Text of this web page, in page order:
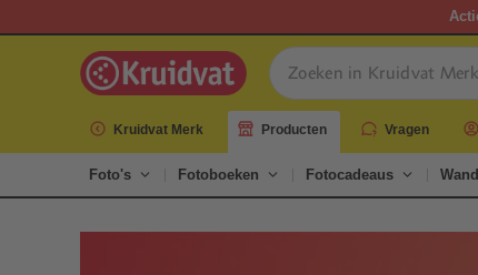
Kruidvat Merk Producten Vragen
Foto's Fotoboeken Fotocadeaus